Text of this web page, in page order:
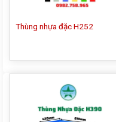
Thùng nhựa đặc H252